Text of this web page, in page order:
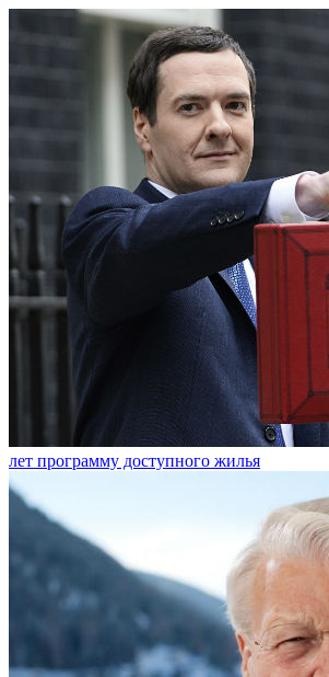
лет программу доступного жилья